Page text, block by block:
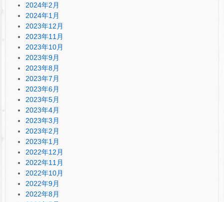
2024年2月
2024年1月
2023年12月
2023年11月
2023年10月
2023年9月
2023年8月
2023年7月
2023年6月
2023年5月
2023年4月
2023年3月
2023年2月
2023年1月
2022年12月
2022年11月
2022年10月
2022年9月
2022年8月